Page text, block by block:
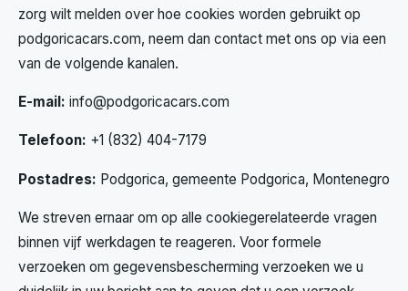
zorg wilt melden over hoe cookies worden gebruikt op
podgoricacars.com, neem dan contact met ons op via een
van de volgende kanalen.
E-mail: info@podgoricacars.com
Telefoon: +1 (832) 404-7179
Postadres: Podgorica, gemeente Podgorica, Montenegro
We streven ernaar om op alle cookiegerelateerde vragen
binnen vijf werkdagen te reageren. Voor formele
verzoeken om gegevensbescherming verzoeken we u